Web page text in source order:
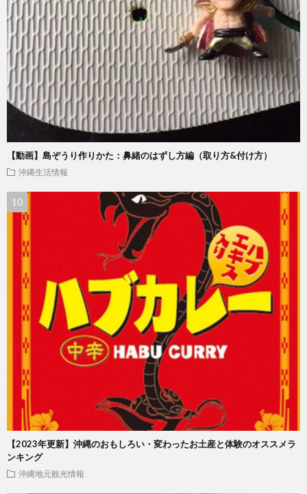
【動画】島ぞうり作りかた：鼻緒のはずし方編（取り方&付け方）
沖縄生活情報
【2023年更新】沖縄のおもしろい・変わったお土産と体験のオススメラ
ンキング
沖縄地元観光情報